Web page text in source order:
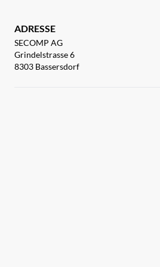
ADRESSE
SECOMP AG
Grindelstrasse 6
8303 Bassersdorf